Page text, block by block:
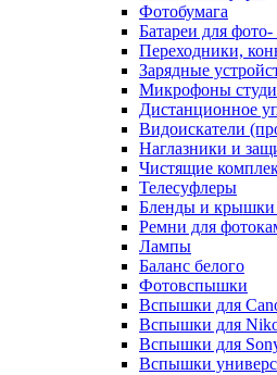
Фотобумага
Батареи для
Переходники,
Зарядные
Микрофоны
Дистанционное
Видоискатели
Наглазники и
Чистящие
Телесуфлеры
Бленды и крышки
Ремни для
Лампы
Баланс белого
Фотовспышки
Вспышки для
Вспышки для
Вспышки для
Вспышки